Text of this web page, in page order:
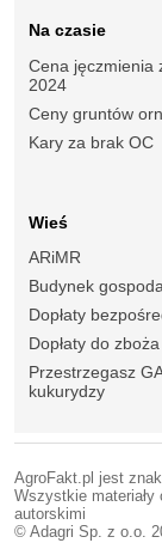
Na czasie
Cena jęczmienia
2024
Ceny gruntów
Kary za brak OC
Wieś
ARiMR
Budynek
Dopłaty
Dopłaty do zboża
Przestrzegasz
kukurydzy
AgroFakt.pl jest
Wszystkie materiały
autorskimi
© Adagri Sp. z o.o.